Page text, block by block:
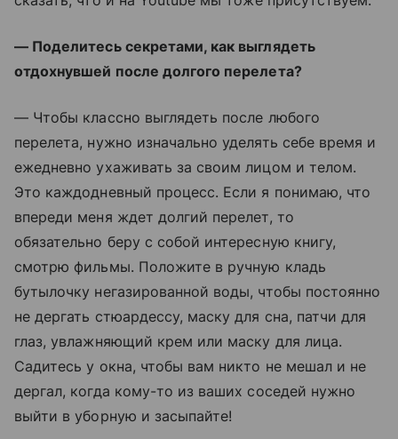
— Поделитесь секретами, как выглядеть
отдохнувшей после долгого перелета?
— Чтобы классно выглядеть после любого
перелета, нужно изначально уделять себе время и
ежедневно ухаживать за своим лицом и телом.
Это каждодневный процесс. Если я понимаю, что
впереди меня ждет долгий перелет, то
обязательно беру с собой интересную книгу,
смотрю фильмы. Положите в ручную кладь
бутылочку негазированной воды, чтобы постоянно
не дергать стюардессу, маску для сна, патчи для
глаз, увлажняющий крем или маску для лица.
Садитесь у окна, чтобы вам никто не мешал и не
дергал, когда кому-то из ваших соседей нужно
выйти в уборную и засыпайте!